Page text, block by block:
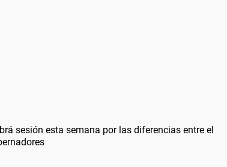
sesión esta semana por las diferencias entre el